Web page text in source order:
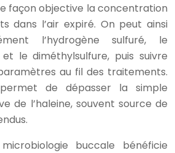
façon objective la concentration
dans l’air expiré. On peut ainsi
l’hydrogène sulfuré, le
le diméthylsulfure, puis suivre
au fil des traitements.
de dépasser la simple
de l’haleine, souvent source de
buccale bénéficie